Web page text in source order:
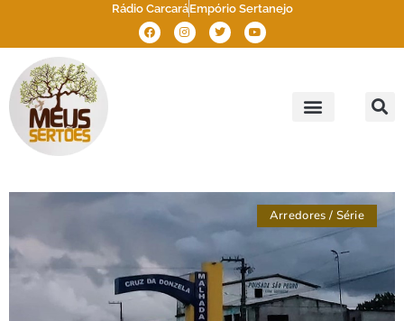
Rádio CarcaráEmpório Sertanejo
Arredores / Série